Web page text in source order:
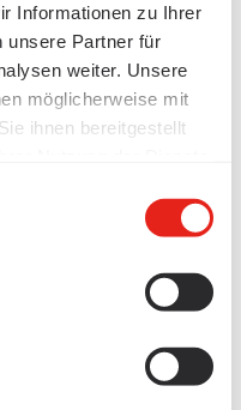
Informationen zu Ihrer
unsere Partner für
weiter. Unsere
möglicherweise mit
ihnen bereitgestellt